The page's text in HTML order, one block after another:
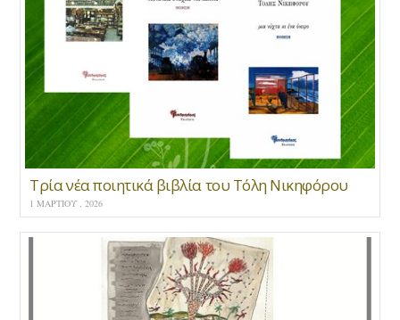
Τρία νέα ποιητικά βιβλία του Τόλη Νικηφόρου
1 ΜΑΡΤΊΟΥ , 2026